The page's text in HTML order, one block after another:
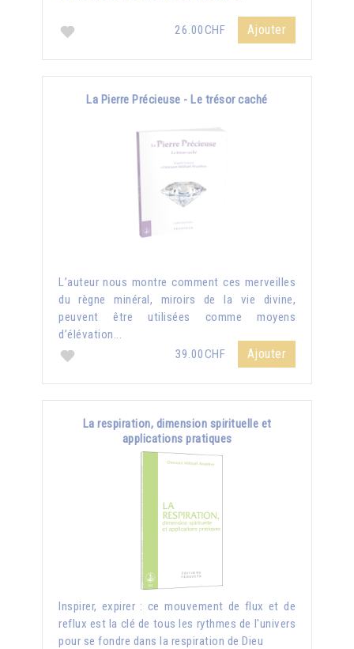
26.00CHF Ajouter
La Pierre Précieuse - Le trésor caché
L’auteur nous montre comment ces merveilles
du règne minéral, miroirs de la vie divine,
peuvent être utilisées comme moyens
d’élévation...
39.00CHF
Ajouter
La respiration, dimension spirituelle et
applications pratiques
Inspirer, expirer : ce mouvement de flux et de
reflux est la clé de tous les rythmes de l'univers
pour se fondre dans la respiration de Dieu